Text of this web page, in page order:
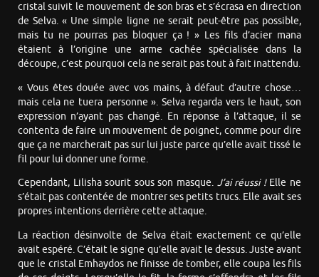
cristal suivit le mouvement de son bras et s’écrasa en direction
de Selva. « Une simple ligne ne serait peut-être pas possible,
mais tu ne pourras pas bloquer ça ! » Les fils d’acier mana
étaient à l’origine une arme cachée spécialisée dans la
découpe, c’est pourquoi cela ne serait pas tout à fait inattendu.
« Vous êtes douée avec vos mains, à défaut d’autre chose…
mais cela ne tuera personne ». Selva regarda vers le haut, son
expression n’ayant pas changé. En réponse à l’attaque, il se
contenta de faire un mouvement de poignet, comme pour dire
que ça ne marcherait pas sur lui juste parce qu’elle avait tissé le
fil pour lui donner une forme.
Cependant, Lilisha sourit sous son masque. J’ai réussi !Elle ne
s’était pas contentée de montrer ses petits trucs. Elle avait ses
propres intentions derrière cette attaque.
La réaction désinvolte de Selva était exactement ce qu’elle
avait espéré. C’était le signe qu’elle avait le dessus. Juste avant
que le cristal Emhaydos ne finisse de tomber, elle coupa les fils